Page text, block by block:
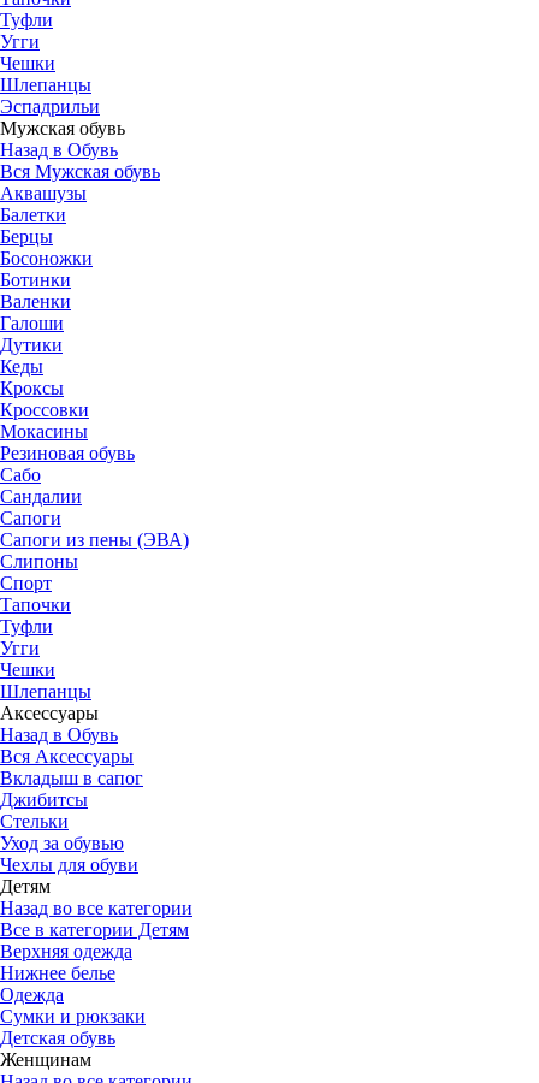
Туфли
Угги
Чешки
Шлепанцы
Эспадрильи
Мужская обувь
Назад в Обувь
Вся Мужская обувь
Аквашузы
Балетки
Берцы
Босоножки
Ботинки
Валенки
Галоши
Дутики
Кеды
Кроксы
Кроссовки
Мокасины
Резиновая обувь
Сабо
Сандалии
Сапоги
Сапоги из пены (ЭВА)
Слипоны
Спорт
Тапочки
Туфли
Угги
Чешки
Шлепанцы
Аксессуары
Назад в Обувь
Вся Аксессуары
Вкладыш в сапог
Джибитсы
Стельки
Уход за обувью
Чехлы для обуви
Детям
Назад во все категории
Все в категории Детям
Верхняя одежда
Нижнее белье
Одежда
Сумки и рюкзаки
Детская обувь
Женщинам